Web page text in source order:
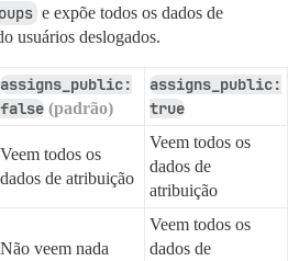
e expõe todos os dados de
usuários deslogados.
assigns_public:
false (padrão)
assigns_public:
true
Veem todos os
dados de atribuição
Veem todos os
dados de
atribuição
Não veem nada
Veem todos os
dados de